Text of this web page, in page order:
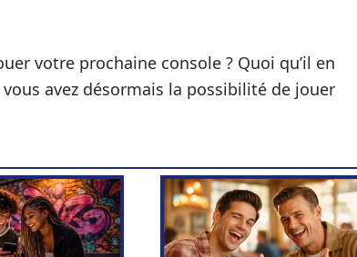
votre prochaine console ? Quoi qu’il en
avez désormais la possibilité de jouer